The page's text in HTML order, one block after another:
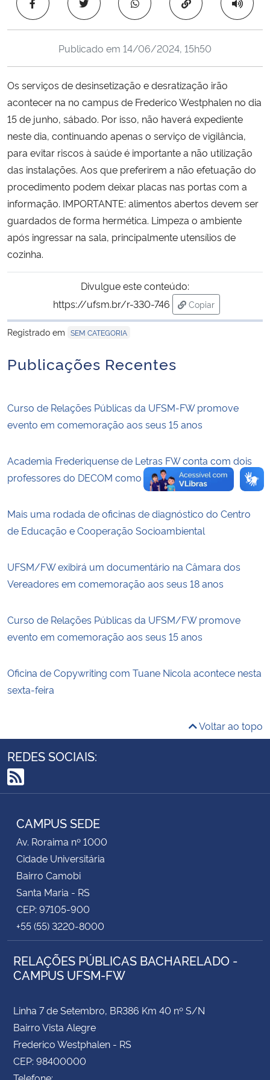
Ministério da Cidadania
Ministério da Ciência, Tecnologia, Inovações e Comunicações
Ministério do Meio Ambiente
Ministério do Turismo
Ministério do Desenvolvimento Regional
Controladoria-Geral da União
Secretaria de Governo
Gabinete de Segurança Institucional
Banco Central do Brasil
Planalto
Publicado em 14/06/2024, 15h50
Os serviços de desinsetização e desratização irão
acontecer na no campus de Frederico Westphalen no dia
15 de junho, sábado. Por isso, não haverá expediente
neste dia, continuando apenas o serviço de vigilância,
para evitar riscos à saúde é importante a não utilização
das instalações. Aos que preferirem a não efetuação do
procedimento podem deixar placas nas portas com a
informação. IMPORTANTE: alimentos abertos devem ser
guardados de forma hermética. Limpeza o ambiente
após ingressar na sala, principalmente utensílios de
cozinha.
Divulgue este conteúdo:
https://ufsm.br/r-330-746
Copiar
para área de
Registrado em SEM CATEGORIA
Publicações Recentes
Curso de Relações Públicas da UFSM-FW promove
evento em comemoração aos seus 15 anos
Academia Frederiquense de Letras FW conta com dois
professores do DECOM como membros
Mais uma rodada de oficinas de diagnóstico do Centro
de Educação e Cooperação Socioambiental
UFSM/FW exibirá um documentário na Câmara dos
Vereadores em comemoração aos seus 18 anos
Curso de Relações Públicas da UFSM/FW promove
evento em comemoração aos seus 15 anos
Oficina de Copywriting com Tuane Nicola acontece nesta
sexta-feira
Voltar ao topo
REDES SOCIAIS:
RSS
CAMPUS SEDE
Av. Roraima nº 1000
Cidade Universitária
Bairro Camobi
Santa Maria - RS
CEP: 97105-900
+55 (55) 3220-8000
RELAÇÕES PÚBLICAS BACHARELADO -
CAMPUS UFSM-FW
Linha 7 de Setembro, BR386 Km 40 nº S/N
Bairro Vista Alegre
Frederico Westphalen - RS
CEP: 98400000
Telefone: